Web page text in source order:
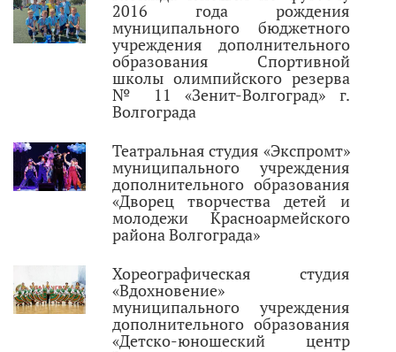
2016 года рождения
муниципального бюджетного
учреждения дополнительного
образования Спортивной
школы олимпийского резерва
№ 11 «Зенит-Волгоград» г.
Волгограда
Театральная студия «Экспромт»
муниципального учреждения
дополнительного образования
«Дворец творчества детей и
молодежи Красноармейского
района Волгограда»
Хореографическая студия
«Вдохновение»
муниципального учреждения
дополнительного образования
«Детско-юношеский центр